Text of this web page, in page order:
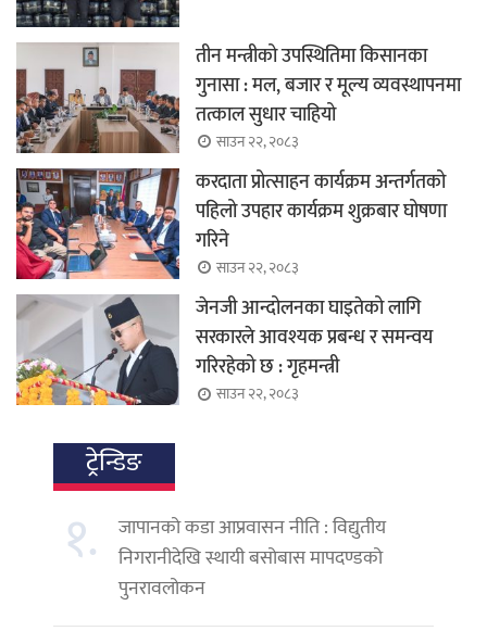
तीन मन्त्रीको उपस्थितिमा किसानका
गुनासा : मल, बजार र मूल्य व्यवस्थापनमा
तत्काल सुधार चाहियो
साउन २२, २०८३
करदाता प्रोत्साहन कार्यक्रम अन्तर्गतको
पहिलो उपहार कार्यक्रम शुक्रबार घोषणा
गरिने
साउन २२, २०८३
जेनजी आन्दोलनका घाइतेको लागि
सरकारले आवश्यक प्रबन्ध र समन्वय
गरिरहेको छ : गृहमन्त्री
साउन २२, २०८३
ट्रेन्डिङ
१.
जापानको कडा आप्रवासन नीति : विद्युतीय
निगरानीदेखि स्थायी बसोबास मापदण्डको
पुनरावलोकन